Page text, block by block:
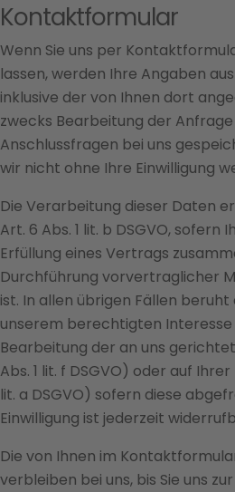
Kontaktformular
Wenn Sie uns per
lassen, werden Ihre Angaben
inklusive der von Ihnen dort
zwecks Bearbeitung der
Anschlussfragen bei uns
wir nicht ohne Ihre Einwilligung
Die Verarbeitung dieser Daten
Art. 6 Abs. 1 lit. b DSGVO, sofern
Erfüllung eines Vertrags
Durchführung vorvertraglicher
ist. In allen übrigen Fällen
unserem berechtigten
Bearbeitung der an uns
Abs. 1 lit. f DSGVO) oder auf Ihrer
lit. a DSGVO) sofern diese
Einwilligung ist jederzeit
Die von Ihnen im
verbleiben bei uns, bis Sie uns